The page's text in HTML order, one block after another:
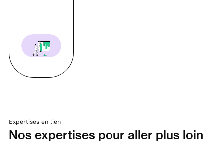
Expertises en lien
Nos expertises pour aller plus loin